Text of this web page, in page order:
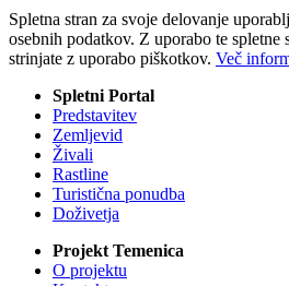
Spletna stran za svoje delovanje
osebnih podatkov. Z uporabo te spletne
strinjate z uporabo piškotkov. Več
Spletni Portal
Predstavitev
Zemljevid
Živali
Rastline
Turistična ponudba
Doživetja
Projekt Temenica
O projektu